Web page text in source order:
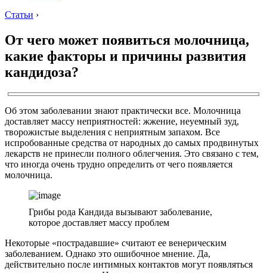
Статьи ›
От чего может появиться молочница,
какие факторы и причины развития
кандидоза?
Об этом заболевании знают практически все. Молочница
доставляет массу неприятностей: жжение, неуемный зуд,
творожистые выделения с неприятным запахом. Все
испробованные средства от народных до самых продвинутых
лекарств не принесли полного облегчения. Это связано с тем,
что иногда очень трудно определить от чего появляется
молочница.
Грибы рода Кандида вызывают заболевание,
которое доставляет массу проблем
Некоторые «пострадавшие» считают ее венерическим
заболеванием. Однако это ошибочное мнение. Да,
действительно после интимных контактов могут появляться